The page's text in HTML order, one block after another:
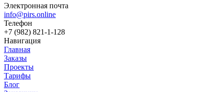
Электронная почта
info@pirs.online
Телефон
+7 (982) 821-1-128
Навигация
Главная
Заказы
Проекты
Тарифы
Блог